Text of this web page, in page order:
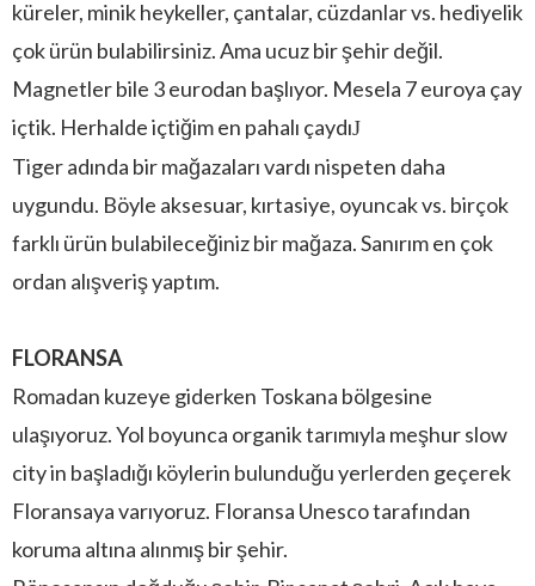
küreler, minik heykeller, çantalar, cüzdanlar vs. hediyelik
çok ürün bulabilirsiniz. Ama ucuz bir şehir değil.
Magnetler bile 3 eurodan başlıyor. Mesela 7 euroya çay
içtik. Herhalde içtiğim en pahalı çaydıJ
Tiger adında bir mağazaları vardı nispeten daha
uygundu. Böyle aksesuar, kırtasiye, oyuncak vs. birçok
farklı ürün bulabileceğiniz bir mağaza. Sanırım en çok
ordan alışveriş yaptım.
FLORANSA
Romadan kuzeye giderken Toskana bölgesine
ulaşıyoruz. Yol boyunca organik tarımıyla meşhur slow
city in başladığı köylerin bulunduğu yerlerden geçerek
Floransaya varıyoruz. Floransa Unesco tarafından
koruma altına alınmış bir şehir.